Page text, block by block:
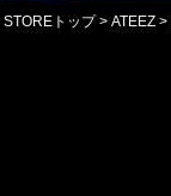
STOREトップ> ATEEZ >